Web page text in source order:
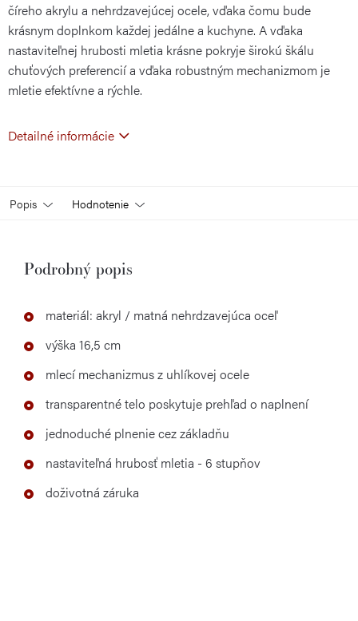
číreho akrylu a nehrdzavejúcej ocele, vďaka čomu bude
krásnym doplnkom každej jedálne a kuchyne. A vďaka
nastaviteľnej hrubosti mletia krásne pokryje širokú škálu
chuťových preferencií a vďaka robustným mechanizmom je
mletie efektívne a rýchle.
Detailné informácie
Popis Hodnotenie
Podrobný popis
materiál: akryl / matná nehrdzavejúca oceľ
výška 16,5 cm
mlecí mechanizmus z uhlíkovej ocele
transparentné telo poskytuje prehľad o naplnení
jednoduché plnenie cez základňu
nastaviteľná hrubosť mletia - 6 stupňov
doživotná záruka